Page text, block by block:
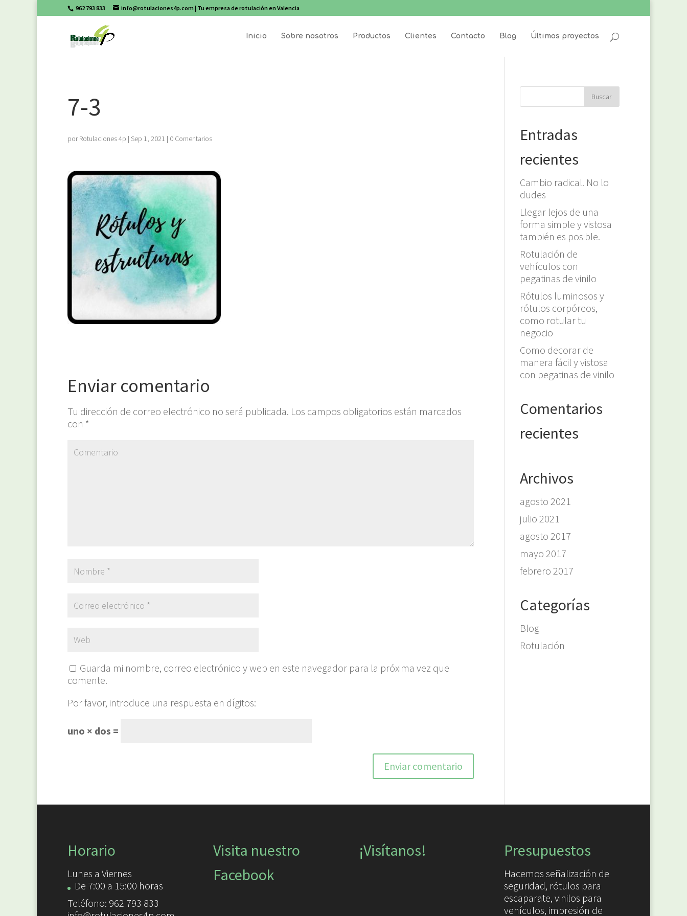
962 793 833 info@rotulaciones4p.com | Tu empresa de rotulación en Valencia
Inicio Sobre nosotros Productos Clientes Contacto Blog Últimos proyectos
7-3
porRotulaciones 4p | Sep 1, 2021 | 0 Comentarios
Enviar comentario
Tu dirección de correo electrónico no será publicada. Los campos obligatorios están marcados
con *
Guarda mi nombre, correo electrónico y web en este navegador para la próxima vez que
comente.
Por favor, introduce una respuesta en dígitos:
uno × dos =
Entradas
recientes
Cambio radical. No lo
dudes
Llegar lejos de una
forma simple y vistosa
también es posible.
Rotulación de
vehículos con
pegatinas de vinilo
Rótulos luminosos y
rótulos corpóreos,
como rotular tu
negocio
Como decorar de
manera fácil y vistosa
con pegatinas de vinilo
Comentarios
recientes
Archivos
agosto 2021
julio 2021
agosto 2017
mayo 2017
febrero 2017
Categorías
Blog
Rotulación
Horario
Lunes a Viernes
De 7:00 a 15:00 horas
Teléfono: 962 793 833
Visita nuestro
Facebook
¡Visítanos! Presupuestos
Hacemos señalización de
seguridad, rótulos para
escaparate, vinilos para
vehículos, impresión de